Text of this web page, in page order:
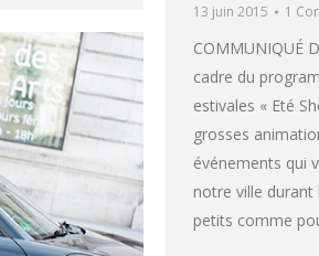
13 juin 2015
1
COMMUNIQUÉ
cadre du
estivales « Eté
grosses
événements qui
notre ville durant
petits comme